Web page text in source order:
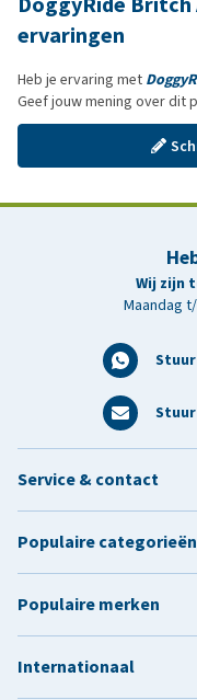
ervaringen
Heb je ervaring met
Geef jouw mening over dit
Wij zijn
Maandag
Service & contact
Populaire categorieën
Populaire merken
Internationaal